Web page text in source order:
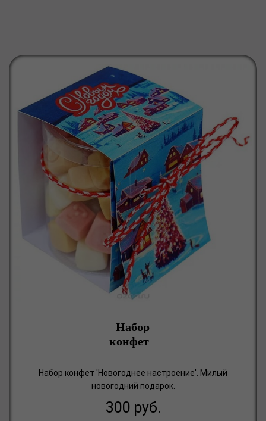
Набор
конфет
Набор конфет 'Новогоднее настроение'. Милый
новогодний подарок.
300 руб.